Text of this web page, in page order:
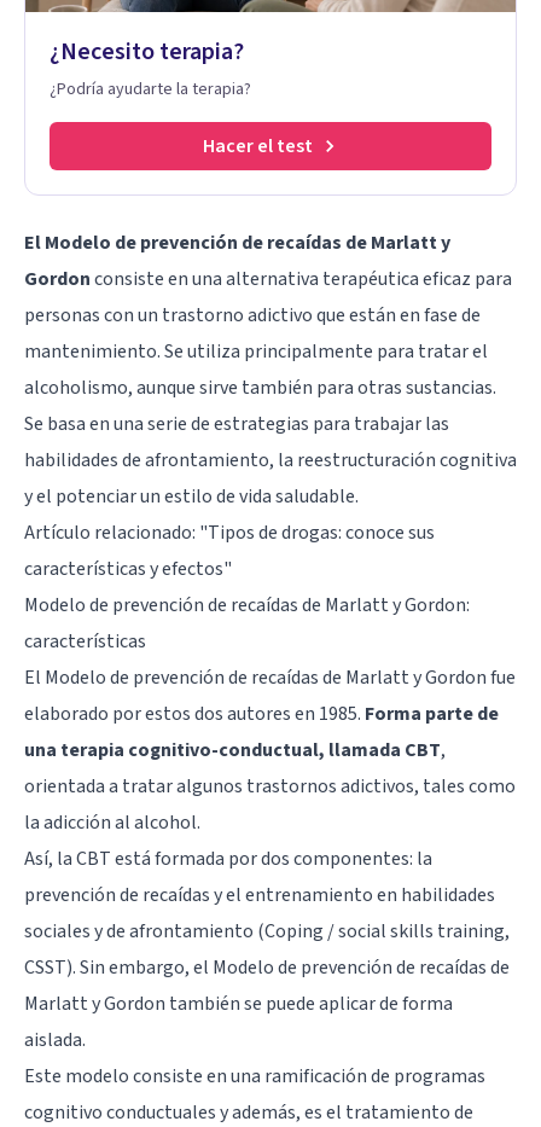
¿Necesito terapia?
¿Podría ayudarte la terapia?
Hacer el test
El Modelo de prevención de recaídas de Marlatt y
Gordonconsiste en una alternativa terapéutica eficaz para
personas con un trastorno adictivo que están en fase de
mantenimiento. Se utiliza principalmente para tratar el
alcoholismo, aunque sirve también para otras sustancias.
Se basa en una serie de estrategias para trabajar las
habilidades de afrontamiento, la reestructuración cognitiva
y el potenciar un estilo de vida saludable.
Artículo relacionado: "Tipos de drogas: conoce sus
características y efectos"
Modelo de prevención de recaídas de Marlatt y Gordon:
características
El Modelo de prevención de recaídas de Marlatt y Gordon fue
elaborado por estos dos autores en 1985. Forma parte de
una terapia cognitivo-conductual, llamada CBT,
orientada a tratar algunos trastornos adictivos, tales como
la adicción al alcohol.
Así, la CBT está formada por dos componentes: la
prevención de recaídas y el entrenamiento en habilidades
sociales y de afrontamiento (Coping / social skills training,
CSST). Sin embargo, el Modelo de prevención de recaídas de
Marlatt y Gordon también se puede aplicar de forma
aislada.
Este modelo consiste en una ramificación de programas
cognitivo conductuales y además, es el tratamiento de